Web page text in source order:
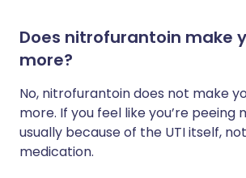
Does nitrofurantoin make
more?
No, nitrofurantoin does not make
more. If you feel like you’re peeing
usually because of the UTI itself,
medication.